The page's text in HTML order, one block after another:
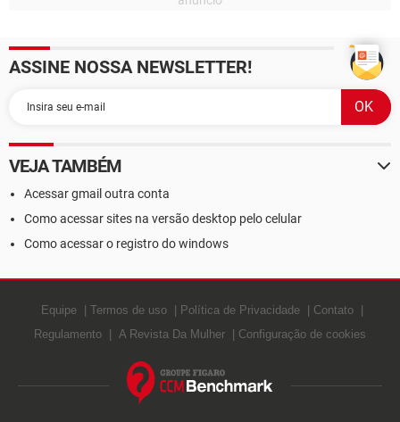
ASSINE NOSSA NEWSLETTER!
VEJA TAMBÉM
Acessar gmail outra conta
Como acessar sites na versão desktop pelo celular
Como acessar o registro do windows
Equipe Termos de uso Política de Privacidade
Contato
Regulamento
A Revista Da Mulher Configuração de cookies